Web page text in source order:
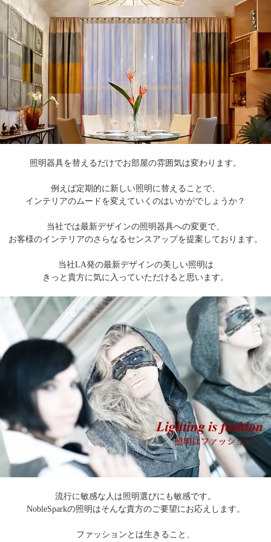
照明器具を替えるだけでお部屋の雰囲気は変わります。
例えば定期的に新しい照明に替えることで、
インテリアのムードを変えていくのはいかがでしょうか？
当社では最新デザインの照明器具への変更で、
お客様のインテリアのさらなるセンスアップを提案しております。
当社LA発の最新デザインの美しい照明は
きっと貴方に気に入っていただけると思います。
流行に敏感な人は照明選びにも敏感です。
NobleSparkの照明はそんな貴方のご要望にお応えします。
ファッションとは生きること、